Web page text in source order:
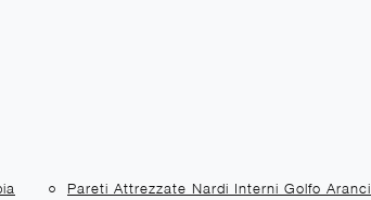
Pareti Attrezzate Nardi Interni Golfo Aranci